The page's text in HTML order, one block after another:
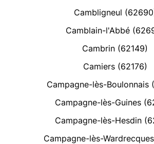
Cambligneul
Camblain-l'Abbé
Cambrin (62149)
Camiers (62176)
Campagne-lès-Boulonnais
Campagne-lès-Guines
Campagne-lès-Hesdin
Campagne-lès-